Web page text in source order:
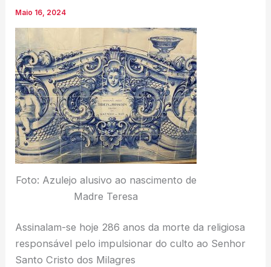
Maio 16, 2024
Foto: Azulejo alusivo ao nascimento de
Madre Teresa
Assinalam-se hoje 286 anos da morte da religiosa
responsável pelo impulsionar do culto ao Senhor
Santo Cristo dos Milagres